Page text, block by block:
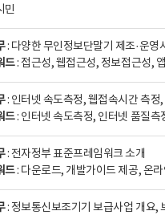
민
: 다양한 무인정보단말기 제조·운영
드: 접근성, 웹접근성, 정보접근성,
: 인터넷 속도측정, 웹접속시간 측정
드: 인터넷 속도측정, 인터넷 품질
: 전자정부 표준프레임워크 소개
드: 다운로드, 개발가이드 제공, 온
: 정보통신보조기기 보급사업 개요,